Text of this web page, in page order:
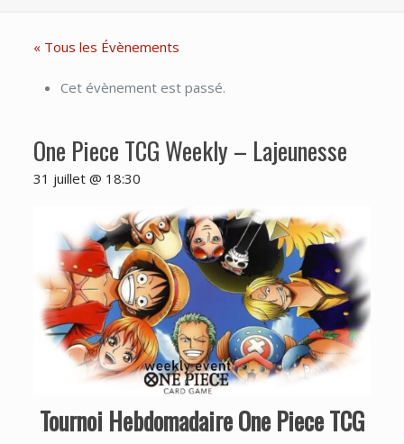
« Tous les Évènements
Cet évènement est passé.
One Piece TCG Weekly – Lajeunesse
31 juillet @ 18:30
Tournoi Hebdomadaire One Piece TCG